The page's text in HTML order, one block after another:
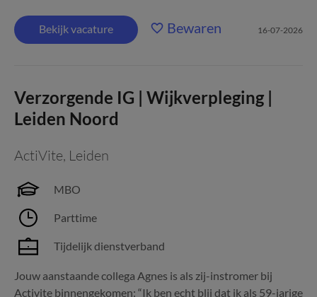
Bekijk vacature Bewaren 16-07-2026
Verzorgende IG | Wijkverpleging |
Leiden Noord
ActiVite, Leiden
MBO
Parttime
Tijdelijk dienstverband
Jouw aanstaande collega Agnes is als zij-instromer bij
Activite binnengekomen: “Ik ben echt blij dat ik als 59-jarige